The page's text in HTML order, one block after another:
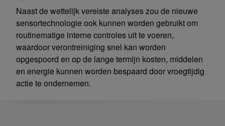
Naast de wettelijk vereiste analyses zou de nieuwe
sensortechnologie ook kunnen worden gebruikt om
routinematige interne controles uit te voeren,
waardoor verontreiniging snel kan worden
opgespoord en op de lange termijn kosten, middelen
en energie kunnen worden bespaard door vroegtijdig
actie te ondernemen.